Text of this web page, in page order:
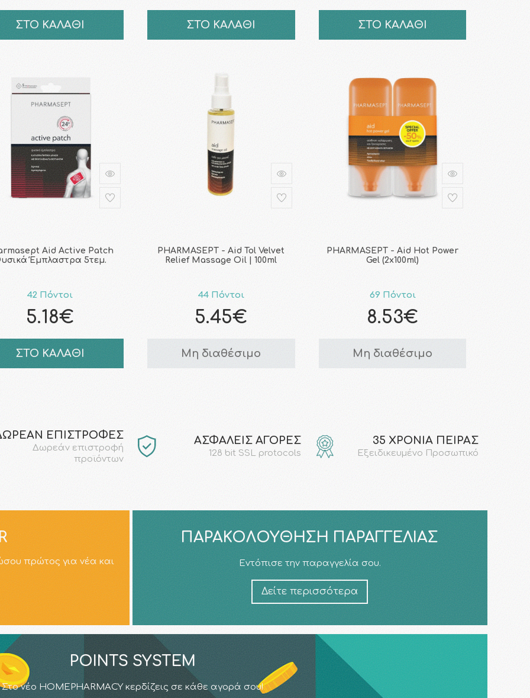
ΣΤΟ ΚΑΛΑΘΙ ΣΤΟ ΚΑΛΑΘΙ ΣΤΟ ΚΑΛΑΘΙ
Aid Active Patch
Έμπλαστρα 5τεμ.
42 Πόντοι
5.18€
ΣΤΟ ΚΑΛΑΘΙ
PHARMASEPT - Aid Tol Velvet
Relief Massage Oil | 100ml
44 Πόντοι
5.45€
Μη διαθέσιμο
PHARMASEPT - Aid Hot Power
Gel (2x100ml)
69 Πόντοι
8.53€
Μη διαθέσιμο
ΕΠΙΣΤΡΟΦΕΣ
Δωρεάν επιστροφή
προϊόντων
AΣΦΑΛΕΙΣ ΑΓΟΡΕΣ
128 bit SSL protocols
35 ΧΡΟΝΙΑ ΠΕΙΡΑΣ
Εξειδικευμένο Προσωπικό
πρώτος για νέα και
ΠΑΡΑΚΟΛΟΎΘΗΣΗ ΠΑΡΑΓΓΕΛΊΑΣ
Εντόπισε την παραγγελία σου.
Δείτε περισσότερα
POINTS SYSTEM
Στο νέο HOMEPHARMACY κερδίζεις σε κάθε αγορά σου!